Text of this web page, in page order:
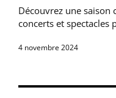
Découvrez une
concerts et spectacles
4 novembre 2024